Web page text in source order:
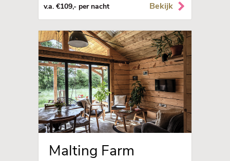
v.a. €109,- per nacht Bekijk
Malting Farm